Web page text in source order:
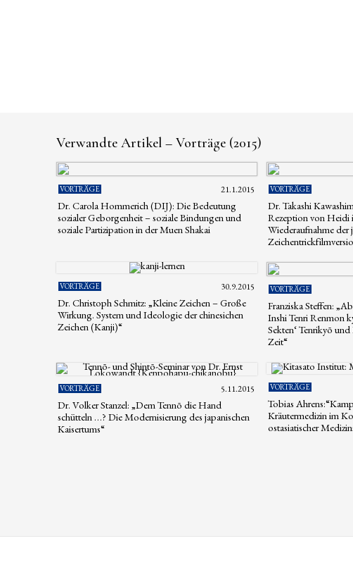
Verwandte Artikel – Vorträge (2015)
VORTRÄGE 21.1.2015
Dr. Carola Hommerich (DIJ): Die Bedeutung
sozialer Geborgenheit – soziale Bindungen und
soziale Partizipation in der Muen Shakai
VORTRÄGE
Dr. Takashi
Rezeption von Heidi
Wiederaufnahme der
VORTRÄGE 30.9.2015
Dr. Christoph Schmitz: „Kleine Zeichen – Große
Wirkung. System und Ideologie der chinesichen
Zeichen (Kanji)“
VORTRÄGE
Franziska Steffen:
Inshi Tenri Renmon
Sekten‘ Tenrikyō
Zeit“
VORTRÄGE 5.11.2015
Dr. Volker Stanzel: „Dem Tennō die Hand
schütteln …? Die Modernisierung des japanischen
Kaisertums“
VORTRÄGE
Tobias
Kräutermedizin im
ostasiatischer